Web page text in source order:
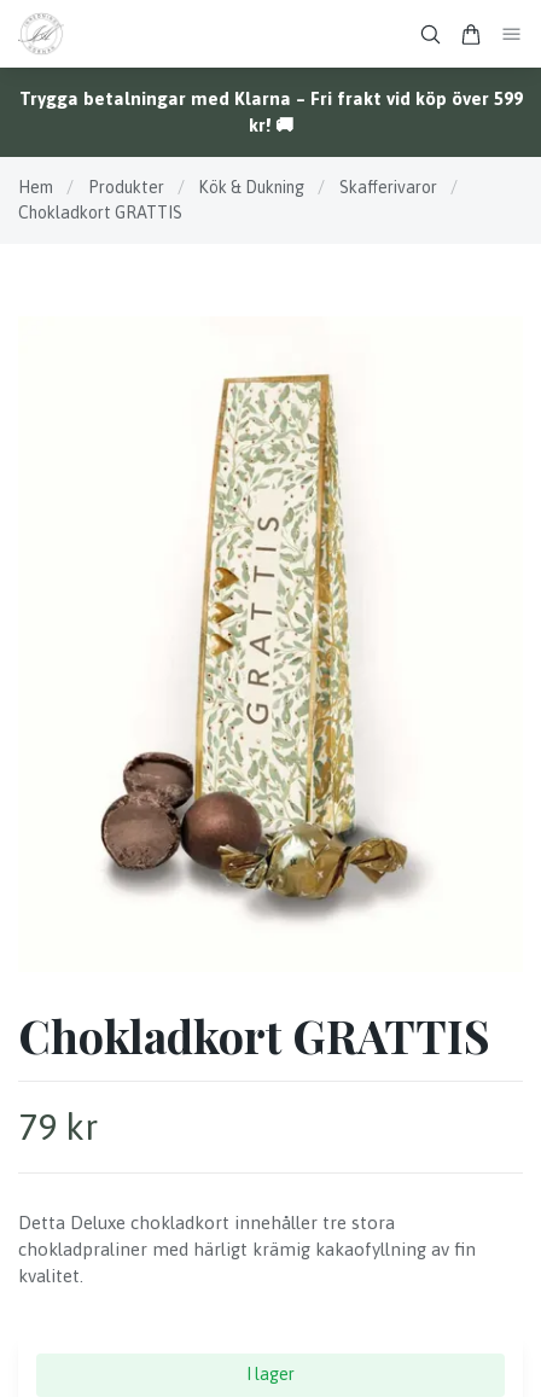
Trygga betalningar med Klarna – Fri frakt vid köp över 599
kr! 🚚
Hem / Produkter / Kök & Dukning / Skafferivaror
/
Chokladkort GRATTIS
Chokladkort GRATTIS
79 kr
Detta Deluxe chokladkort innehåller tre stora
chokladpraliner med härligt krämig kakaofyllning av fin
kvalitet.
I lager